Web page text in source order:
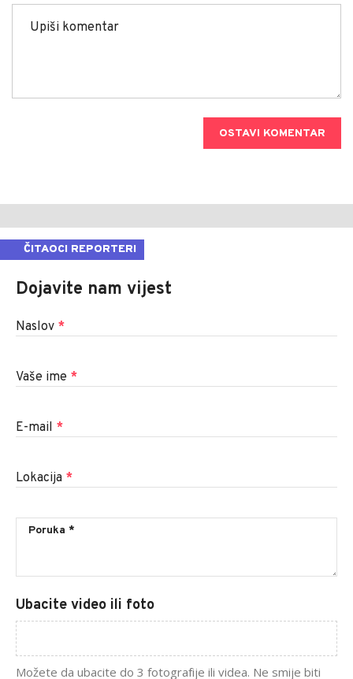
OSTAVI KOMENTAR
ČITAOCI REPORTERI
Dojavite nam vijest
Naslov *
Vaše ime *
E-mail *
Lokacija *
Ubacite video ili foto
Možete da ubacite do 3 fotografije ili videa. Ne smije biti